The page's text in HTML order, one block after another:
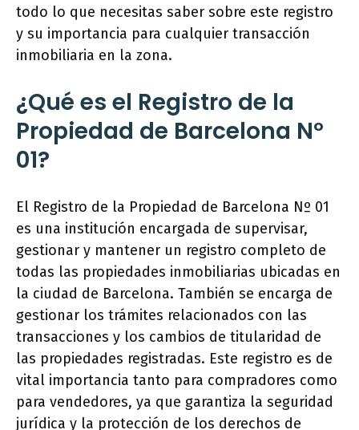
todo lo que necesitas saber sobre este registro
y su importancia para cualquier transacción
inmobiliaria en la zona.
¿Qué es el Registro de la
Propiedad de Barcelona Nº
01?
El Registro de la Propiedad de Barcelona Nº 01
es una institución encargada de supervisar,
gestionar y mantener un registro completo de
todas las propiedades inmobiliarias ubicadas en
la ciudad de Barcelona. También se encarga de
gestionar los trámites relacionados con las
transacciones y los cambios de titularidad de
las propiedades registradas. Este registro es de
vital importancia tanto para compradores como
para vendedores, ya que garantiza la seguridad
jurídica y la protección de los derechos de